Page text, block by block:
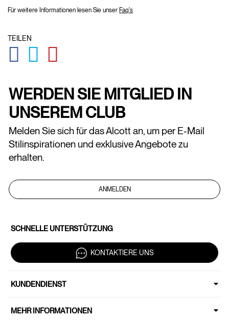
Für weitere Informationen lesen Sie unser Faq's
TEILEN
GLOBAL.SOCIALSHARE.FACEBOOK
GLOBAL.SOCIALSHARE.TWITTER
WERDEN SIE MITGLIED IN
UNSEREM CLUB
Melden Sie sich für das Alcott an, um per E-Mail
Stilinspirationen und exklusive Angebote zu
erhalten.
ANMELDEN
SCHNELLE UNTERSTÜTZUNG
KONTAKTIERE UNS
KUNDENDIENST
MEHR INFORMATIONEN